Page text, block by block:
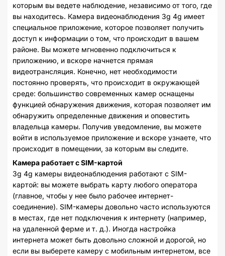
которым вы ведете наблюдение, независимо от того, где
вы находитесь. Камера видеонаблюдения 3g 4g имеет
специальное приложение, которое позволяет получить
доступ к информации о том, что происходит в вашем
районе. Вы можете мгновенно подключиться к
приложению, и вскоре начнется прямая
видеотрансляция. Конечно, нет необходимости
постоянно проверять, что происходит в окружающей
среде: большинство современных камер оснащены
функцией обнаружения движения, которая позволяет им
обнаружить определенные движения и оповестить
владельца камеры. Получив уведомление, вы можете
войти в используемое приложение и вскоре узнаете, что
происходит в помещении, за которым вы следите.
Камера работает с SIM-картой
3g 4g камеры видеонаблюдения работают с SIM-
картой: вы можете выбрать карту любого оператора
(главное, чтобы у нее было рабочее интернет-
соединение). SIM-камеры довольно часто используются
в местах, где нет подключения к интернету (например,
на удаленной ферме и т. д.). Иногда настройка
интернета может быть довольно сложной и дорогой, но
если вы выберете камеру с мобильным интернетом, все